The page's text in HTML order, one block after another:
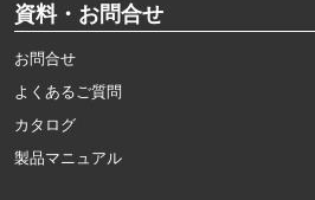
資料・お問合せ
お問合せ
よくあるご質問
カタログ
製品マニュアル